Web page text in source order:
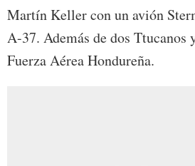
Martín Keller con un avión
A-37. Además de dos Ttucanos
Fuerza Aérea Hondureña.